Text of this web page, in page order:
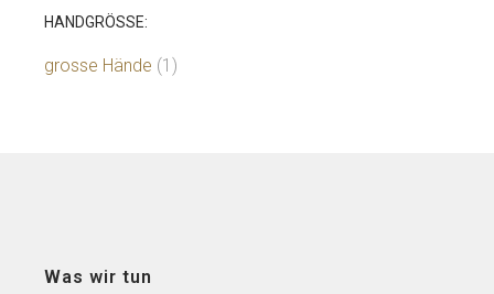
HANDGRÖSSE:
grosse Hände (1)
Was wir tun